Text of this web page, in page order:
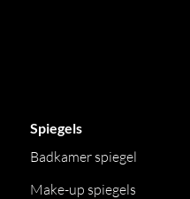
Spiegels
Badkamer spiegel
Make-up spiegels